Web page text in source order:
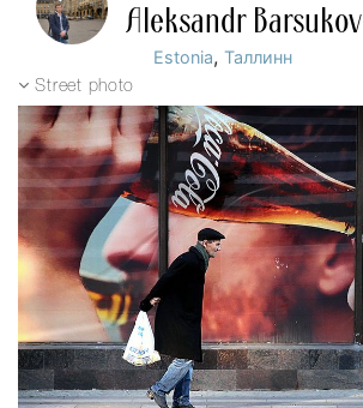
Aleksandr Barsukov
Estonia,Таллинн
Street photo